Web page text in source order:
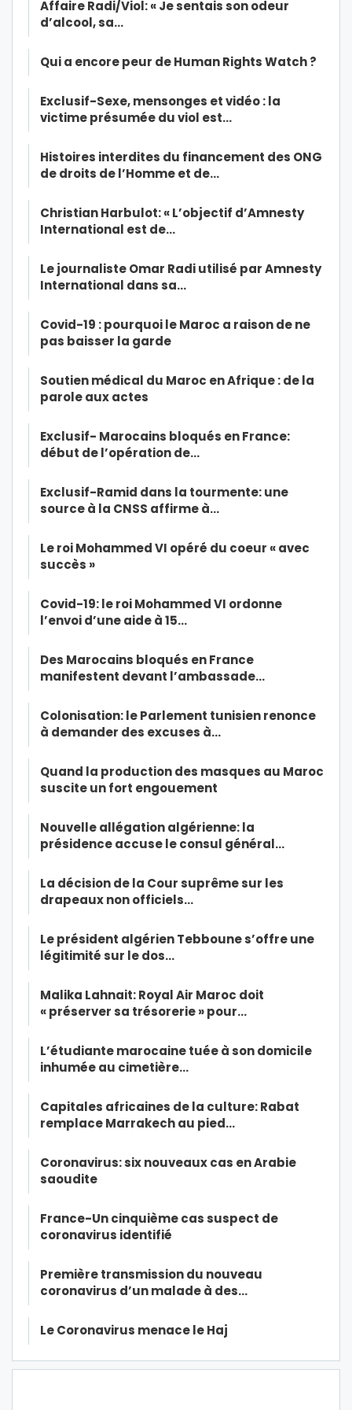
Affaire Radi/Viol: « Je sentais son odeur
d’alcool, sa…
Qui a encore peur de Human Rights Watch ?
Exclusif-Sexe, mensonges et vidéo : la
victime présumée du viol est…
Histoires interdites du financement des ONG
de droits de l’Homme et de…
Christian Harbulot: « L’objectif d’Amnesty
International est de…
Le journaliste Omar Radi utilisé par Amnesty
International dans sa…
Covid-19 : pourquoi le Maroc a raison de ne
pas baisser la garde
Soutien médical du Maroc en Afrique : de la
parole aux actes
Exclusif- Marocains bloqués en France:
début de l’opération de…
Exclusif-Ramid dans la tourmente: une
source à la CNSS affirme à…
Le roi Mohammed VI opéré du coeur « avec
succès »
Covid-19: le roi Mohammed VI ordonne
l’envoi d’une aide à 15…
Des Marocains bloqués en France
manifestent devant l’ambassade…
Colonisation: le Parlement tunisien renonce
à demander des excuses à…
Quand la production des masques au Maroc
suscite un fort engouement
Nouvelle allégation algérienne: la
présidence accuse le consul général…
La décision de la Cour suprême sur les
drapeaux non officiels…
Le président algérien Tebboune s’offre une
légitimité sur le dos…
Malika Lahnait: Royal Air Maroc doit
« préserver sa trésorerie » pour…
L’étudiante marocaine tuée à son domicile
inhumée au cimetière…
Capitales africaines de la culture: Rabat
remplace Marrakech au pied…
Coronavirus: six nouveaux cas en Arabie
saoudite
France-Un cinquième cas suspect de
coronavirus identifié
Première transmission du nouveau
coronavirus d’un malade à des…
Le Coronavirus menace le Haj